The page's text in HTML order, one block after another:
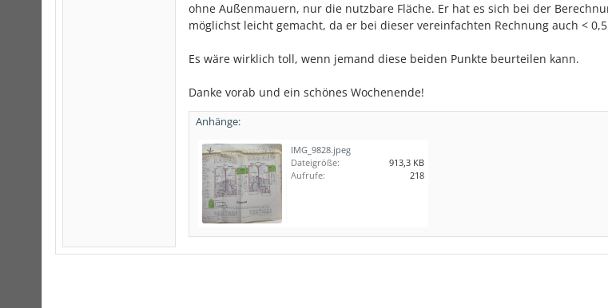
ohne Außenmauern, nur die nutzbare Fläche. Er hat es sich bei der
möglichst leicht gemacht, da er bei dieser vereinfachten Rechnung auch <
Es wäre wirklich toll, wenn jemand diese beiden Punkte beurteilen kann.
Danke vorab und ein schönes Wochenende!
Anhänge:
IMG_9828.jpeg
Dateigröße:
913,3 KB
Aufrufe:
218